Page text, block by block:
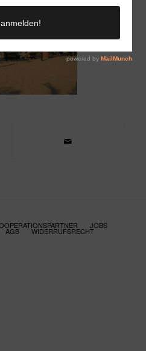
JOBS
AGB WIDERRUFSRECHT